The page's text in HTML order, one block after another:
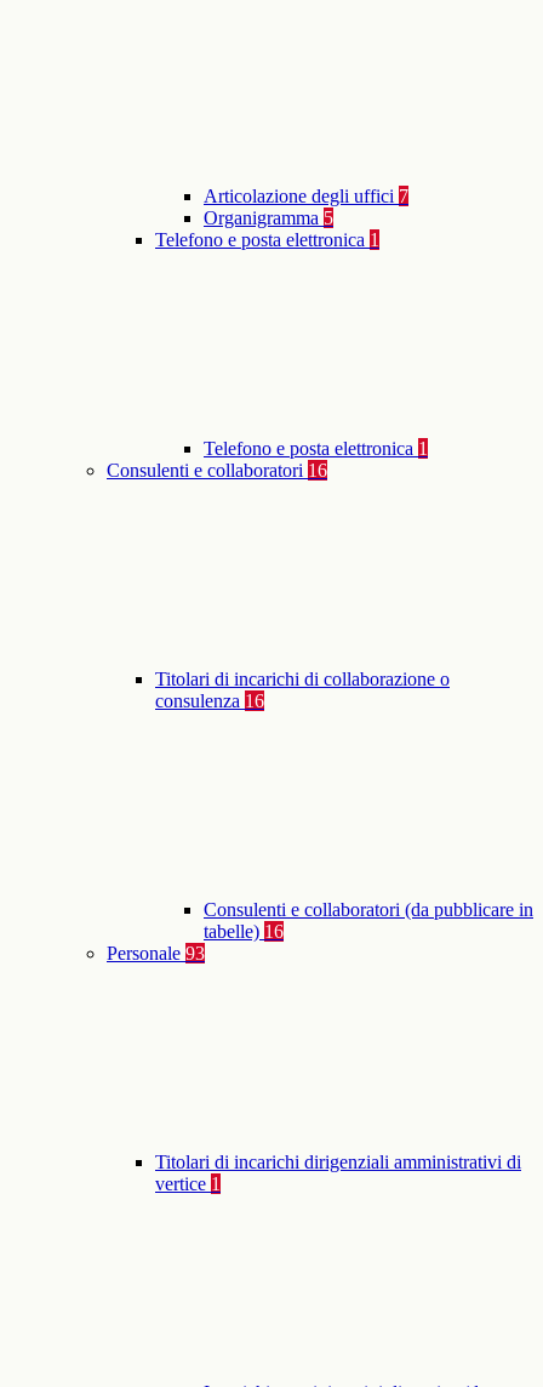
Articolazione degli uffici 7
Organigramma 5
Telefono e posta elettronica 1
Telefono e posta elettronica 1
Consulenti e collaboratori 16
Titolari di incarichi di collaborazione o
consulenza 16
Consulenti e collaboratori (da pubblicare in
tabelle) 16
Personale 93
Titolari di incarichi dirigenziali amministrativi di
vertice 1